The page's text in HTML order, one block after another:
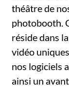
théâtre de
photobooth.
réside dans
vidéo
nos logiciels
ainsi un